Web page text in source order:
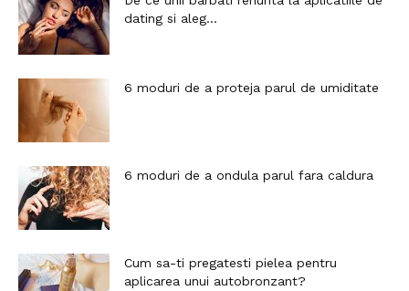
dating si aleg...
6 moduri de a proteja parul de umiditate
6 moduri de a ondula parul fara caldura
Cum sa-ti pregatesti pielea pentru
aplicarea unui autobronzant?